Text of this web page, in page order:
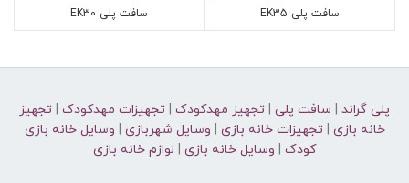
سافت پلی EK35 سافت پلی EK30
پلی گراند | سافت پلی | تجهیز مهدکودک | تجهیزات مهدکودک | تجهیز
خانه بازی |تجهیزات خانه بازی | وسایل شهربازی | وسایل خانه بازی
کودک | وسایل خانه بازی | لوازم خانه بازی